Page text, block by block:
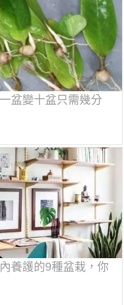
盆變十盆只需幾分
養護的9種盆栽，你